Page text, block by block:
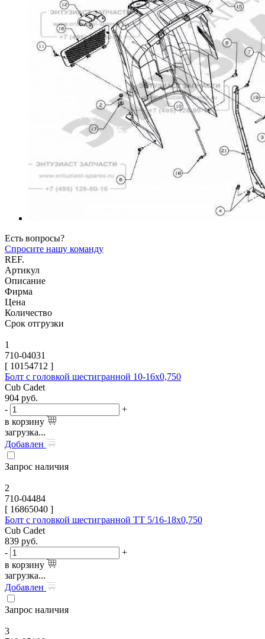
Есть вопросы?
Спросите нашу команду
REF.
Артикул
Описание
Фирма
Цена
Количество
Срок отгрузки
1
710-04031
[ 10154712 ]
Болт с головкой шестигранной 10-16х0,750
Cub Cadet
904 руб.
-
+
в корзину
загрузка...
Добавлен
Запрос наличия
2
710-04484
[ 16865040 ]
Болт с головкой шестигранной TT 5/16-18х0,750
Cub Cadet
839 руб.
-
+
в корзину
загрузка...
Добавлен
Запрос наличия
3